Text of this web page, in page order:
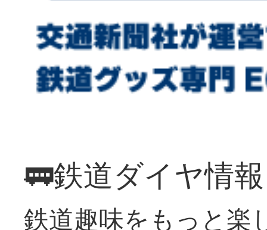
🚃鉄道ダイヤ情
鉄道趣味をもっと楽